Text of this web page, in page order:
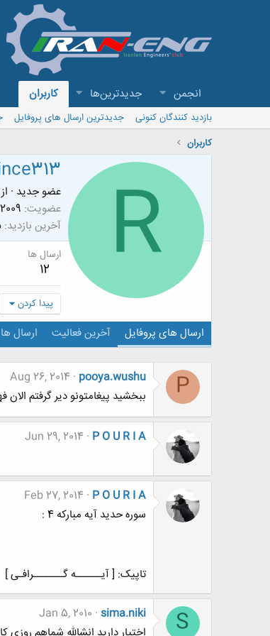
انجمن جدیدترین‌ها کاربران
بازدید کنندگان کنونی جدیدترین ارسال های پروفایل
کاربران
R عضو جدید · از
عضویت
آخرین بازدید
ارسال ها
12
پیدا کردن
ارسال های پروفایل آخرین فعالیت ارسال ها
P
pooya.wushu
Aug 26, 2014
ببخشید پیغامتونو دیر گرفتم الان
P O U R I A
Jun 29, 2014
P O U R I A
Feb 27, 2014
سوره حدید آیه مبارکه 4 :
تاپیک: [ آیــــــه گـــــــرافـی ]
S
sima.niki
Jan 5, 2010